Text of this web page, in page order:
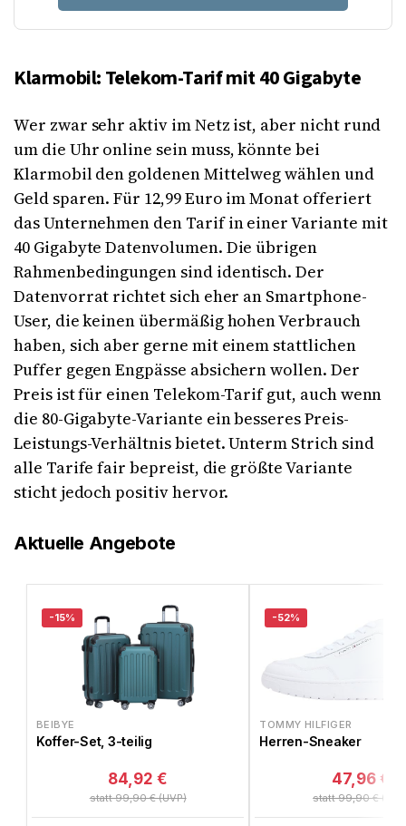
Klarmobil: Telekom-Tarif mit 40 Gigabyte
Wer zwar sehr aktiv im Netz ist, aber nicht rund
um die Uhr online sein muss, könnte bei
Klarmobil den goldenen Mittelweg wählen und
Geld sparen. Für 12,99 Euro im Monat offeriert
das Unternehmen den Tarif in einer Variante mit
40 Gigabyte Datenvolumen. Die übrigen
Rahmenbedingungen sind identisch. Der
Datenvorrat richtet sich eher an Smartphone-
User, die keinen übermäßig hohen Verbrauch
haben, sich aber gerne mit einem stattlichen
Puffer gegen Engpässe absichern wollen. Der
Preis ist für einen Telekom-Tarif gut, auch wenn
die 80-Gigabyte-Variante ein besseres Preis-
Leistungs-Verhältnis bietet. Unterm Strich sind
alle Tarife fair bepreist, die größte Variante
sticht jedoch positiv hervor.
Aktuelle Angebote
-15%
BEIBYE
Koffer-Set, 3-teilig
statt 99,90 € (UVP)
84,92 €
-52%
TOMMY HILFIGER
Herren-Sneaker
statt 99,90 €
47,96 €